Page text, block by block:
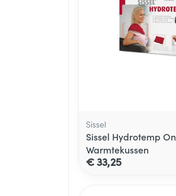
Sissel
Sissel Hydrotemp
Warmtekussen
€ 33,25